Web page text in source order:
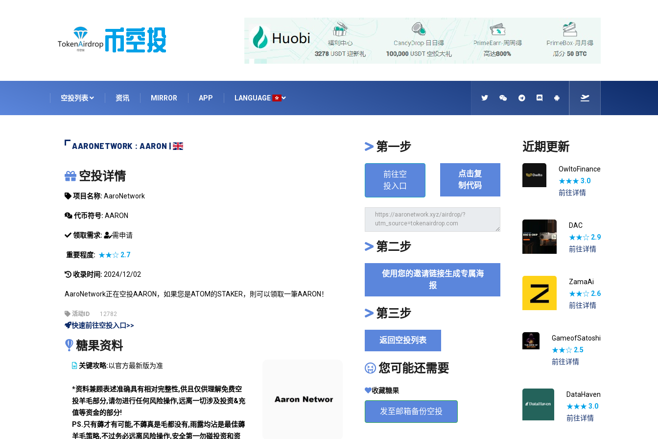
空投列表 资讯 MIRROR APP LANGUAGE
AARONETWORK : AARON |
AARONETWORK
空投详情
项目名称: AaroNetwork
代币符号: AARON
领取需求: 需申请
重要程度: ★★☆ 2.7
收录时间: 2024/12/02
AaroNetwork正在空投AARON，如果您是ATOM的STAKER，則可以領取一筆AARON！
活动ID 12782
快速前往空投入口>>
糖果资料
关键攻略:以官方最新版为准
*资料兼顾表述准确具有相对完整性,供且仅供理解免费空
投羊毛部分,请勿进行任何风险操作,远离一切涉及投资&充
值等资金的部分!
PS.只有薅才有可能,不薅真是毛都没有,雨露均沾是最佳薅
羊毛策略,不过务必远离风险操作,安全第一勿碰投资和资
第一步
前往空
投入口
点击复
制代码
第二步
使用您的邀请链接生成专属海
报
第三步
返回空投列表
您可能还需要
收藏糖果
发至邮箱备份空投
近期更新
OwltoFinance
★★★3.0
前往详情
DAC
★★☆ 2.9
前往详情
ZamaAi
★★☆ 2.6
前往详情
GameofSatoshi
★★☆ 2.5
前往详情
DataHaven
★★★3.0
前往详情